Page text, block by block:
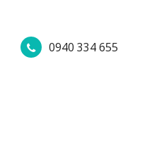
0940 334 655